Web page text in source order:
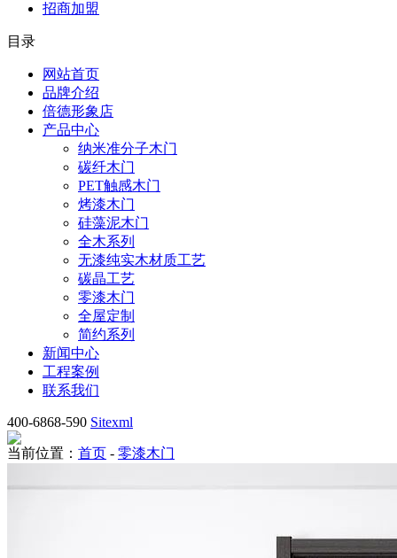
招商加盟
目录
网站首页
品牌介绍
倍德形象店
产品中心
纳米准分子木门
碳纤木门
PET触感木门
烤漆木门
硅藻泥木门
全木系列
无漆纯实木材质工艺
碳晶工艺
零漆木门
全屋定制
简约系列
新闻中心
工程案例
联系我们
400-6868-590 Sitexml
当前位置： 首页 - 零漆木门